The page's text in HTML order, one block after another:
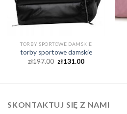
TORBY SPORTOWE DAMSKIE
torby sportowe damskie
zł197.00 zł131.00
SKONTAKTUJ SIĘ Z NAMI